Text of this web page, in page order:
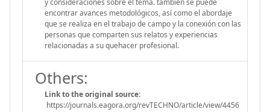
y consideraciones sobre el tema. también se puede
encontrar avances metodológicos, así como el abordaje
que se realiza en el trabajo de campo y la conexión con las
personas que comparten sus relatos y experiencias
relacionadas a su quehacer profesional.
Others:
Link to the original source:
https://journals.eagora.org/revTECHNO/article/view/4456